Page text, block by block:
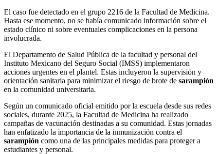
El caso fue detectado en el grupo 2216 de la Facultad de Medicina.
Hasta ese momento, no se había comunicado información sobre el
estado clínico ni sobre eventuales complicaciones en la persona
involucrada.
El Departamento de Salud Pública de la facultad y personal del
Instituto Mexicano del Seguro Social (IMSS) implementaron
acciones urgentes en el plantel. Estas incluyeron la supervisión y
orientación sanitaria para minimizar el riesgo de brote de sarampión
en la comunidad universitaria.
Según un comunicado oficial emitido por la escuela desde sus redes
sociales, durante 2025, la Facultad de Medicina ha realizado
campañas de vacunación destinadas a su comunidad. Estas jornadas
han enfatizado la importancia de la inmunización contra el
sarampión como una de las principales medidas para proteger a
estudiantes y personal.